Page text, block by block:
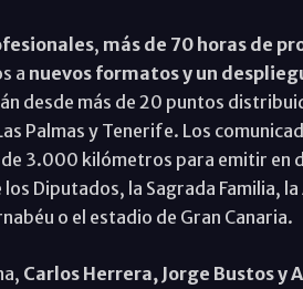
, más de 70 horas de
a nuevos formatos y un
desde más de 20 puntos
Palmas y Tenerife. Los
3.000 kilómetros para emitir en
Diputados, la Sagrada Familia,
o el estadio de Gran Canaria.
Carlos Herrera, Jorge Bustos y